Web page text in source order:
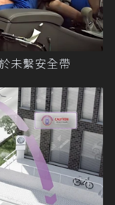
未繫安全帶